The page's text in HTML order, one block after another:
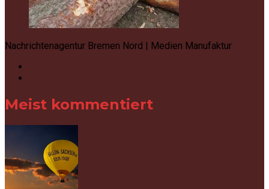
Nachrichtenagentur Bremen Nord | Medien Manufaktur
Meist kommentiert